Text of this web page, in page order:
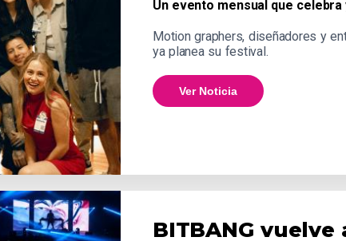
Un evento mensual que
Motion graphers, diseñadores y
ya planea su festival.
Ver Noticia
BITBANG